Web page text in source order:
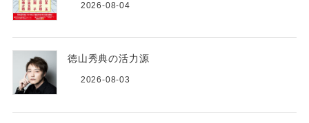
2026-08-04
徳山秀典の活力源
2026-08-03